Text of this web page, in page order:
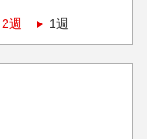
2週 1週